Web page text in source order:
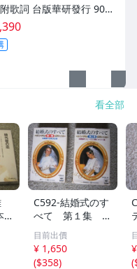
歌詞 台版華研發行 90新
微紋 售 3390元 .
看全部
C592-結婚式のす
べて 第１集 第
２集 まとめて
２本 セット
目前出價
¥ 1,650
($358)
(